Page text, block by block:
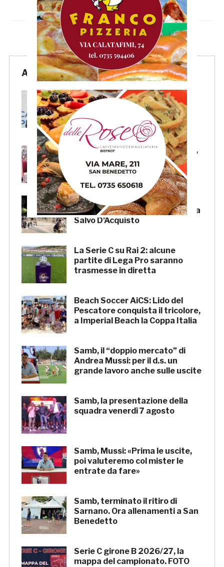
Articoli Recenti
La Samb smentisce notizie e
ricostruzioni che parlano di
cessione del club. IL
COMUNICATO
FOCUS – Giusto criticare Massi,
ma anche riconoscerne i meriti
Scacchi in piazza: giovedì 6
agosto appuntamento in piazza
Salvo D’Acquisto
La Serie C su Rai 2: alcune
partite di Lega Pro saranno
trasmesse in diretta
Beach Soccer AiCS: Lido del
Pescatore conquista il tricolore,
a Imperial Beach la Coppa Italia
Samb, il “doppio mercato” di
Andrea Mussi: per il d.s. un
grande lavoro anche sulle uscite
Samb, la presentazione della
squadra venerdì 7 agosto
Samb, Mussi: «Prima le uscite,
poi valuteremo col mister le
entrate da fare»
Samb, terminato il ritiro di
Sarnano. Ora allenamenti a San
Benedetto
Serie C girone B 2026/27, la
mappa del campionato. FOTO